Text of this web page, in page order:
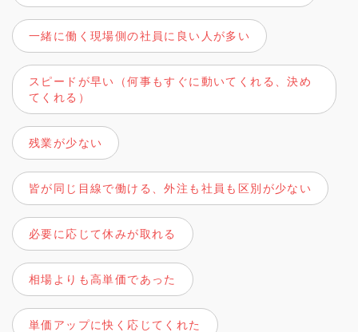
一緒に働く現場側の社員に良い人が多い
スピードが早い（何事もすぐに動いてくれる、決め
てくれる）
残業が少ない
皆が同じ目線で働ける、外注も社員も区別が少ない
必要に応じて休みが取れる
相場よりも高単価であった
単価アップに快く応じてくれた